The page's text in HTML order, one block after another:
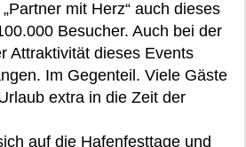
mit Herz“ auch dieses
Besucher. Auch bei der
Attraktivität dieses Events
Im Gegenteil. Viele Gäste
extra in die Zeit der
auf die Hafenfesttage und